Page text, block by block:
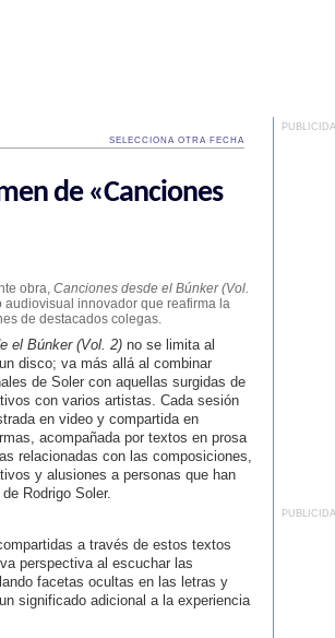
SELECCIONA OTRA FECHA
de «Canciones
obra, Canciones desde el Búnker (Vol.
innovador que reafirma la
de destacados colegas.
el Búnker (Vol. 2)no se limita al
disco; va más allá al combinar
de Soler con aquellas surgidas de
con varios artistas. Cada sesión
en video y compartida en
acompañada por textos en prosa
relacionadas con las composiciones,
y alusiones a personas que han
Rodrigo Soler.
a través de estos textos
perspectiva al escuchar las
facetas ocultas en las letras y
significado adicional a la experiencia